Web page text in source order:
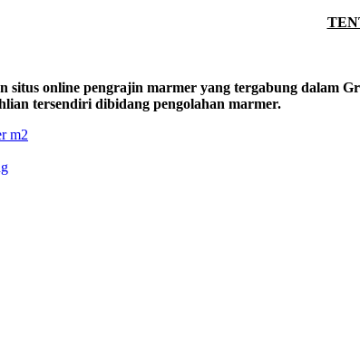
situs online pengrajin marmer yang tergabung dalam
tersendiri dibidang pengolahan marmer.
m2